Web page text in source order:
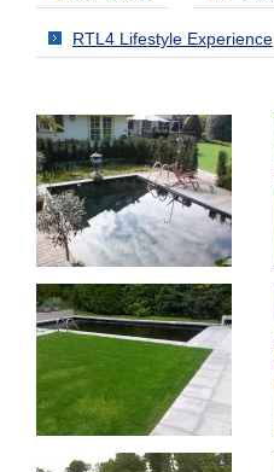
RTL4 Lifestyle Experience